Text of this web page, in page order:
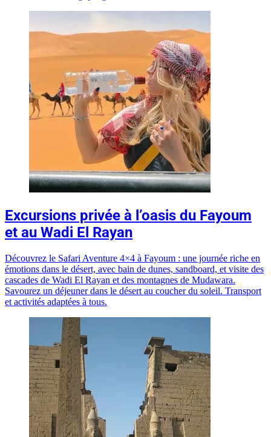
Excursions privée à l’oasis du Fayoum
et au Wadi El Rayan
Découvrez le Safari Aventure 4×4 à Fayoum : une journée riche en
émotions dans le désert, avec bain de dunes, sandboard, et visite des
cascades de Wadi El Rayan et des montagnes de Mudawara.
Savourez un déjeuner dans le désert au coucher du soleil. Transport
et activités adaptées à tous.